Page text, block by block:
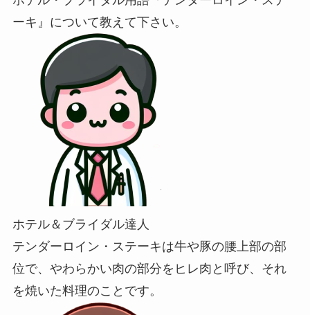
ーキ』について教えて下さい。
ホテル＆ブライダル達人
テンダーロイン・ステーキは牛や豚の腰上部の部
位で、やわらかい肉の部分をヒレ肉と呼び、それ
を焼いた料理のことです。